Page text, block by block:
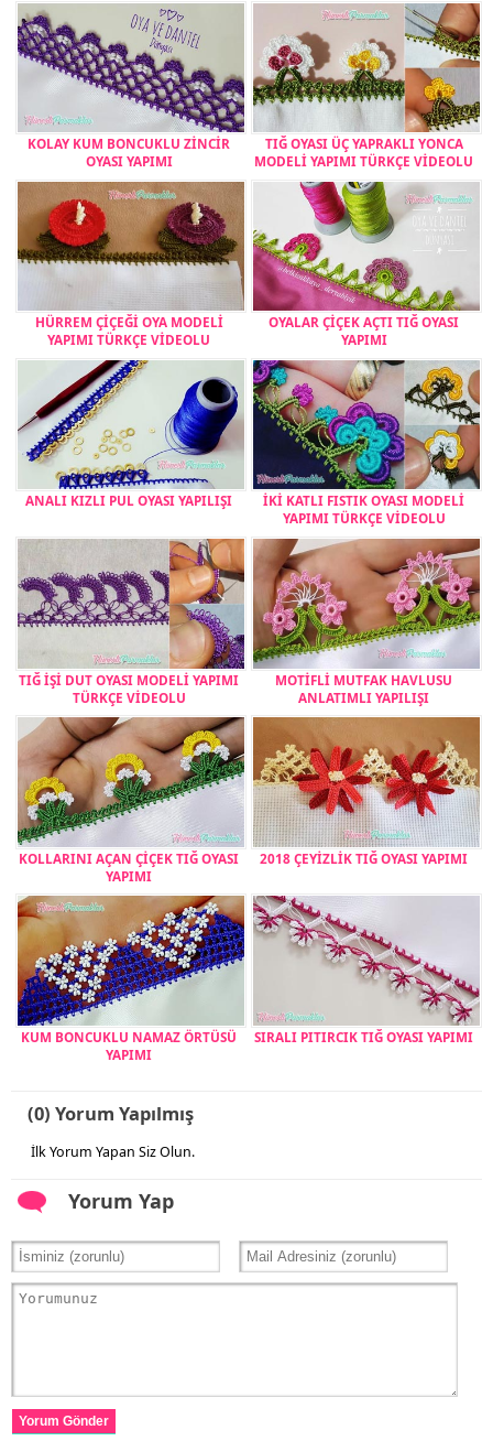
KOLAY KUM BONCUKLU ZİNCİR
OYASI YAPIMI
TIĞ OYASI ÜÇ YAPRAKLI YONCA
MODELİ YAPIMI TÜRKÇE VİDEOLU
HÜRREM ÇİÇEĞİ OYA MODELİ
YAPIMI TÜRKÇE VİDEOLU
OYALAR ÇİÇEK AÇTI TIĞ OYASI
YAPIMI
ANALI KIZLI PUL OYASI YAPILIŞI
İKİ KATLI FISTIK OYASI MODELİ
YAPIMI TÜRKÇE VİDEOLU
TIĞ İŞİ DUT OYASI MODELİ YAPIMI
TÜRKÇE VİDEOLU
MOTİFLİ MUTFAK HAVLUSU
ANLATIMLI YAPILIŞI
KOLLARINI AÇAN ÇİÇEK TIĞ OYASI
YAPIMI
2018 ÇEYİZLİK TIĞ OYASI YAPIMI
KUM BONCUKLU NAMAZ ÖRTÜSÜ
YAPIMI
SIRALI PITIRCIK TIĞ OYASI YAPIMI
(0) Yorum Yapılmış
İlk Yorum Yapan Siz Olun.
Yorum Yap
Yorum Gönder